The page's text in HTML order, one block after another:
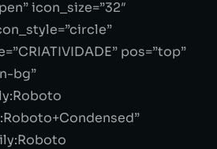
icon_size=”32″
pos=”top”
bg”